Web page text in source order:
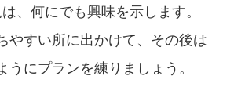
、何にでも興味を示します。
やすい所に出かけて、その後は
うにプランを練りましょう。